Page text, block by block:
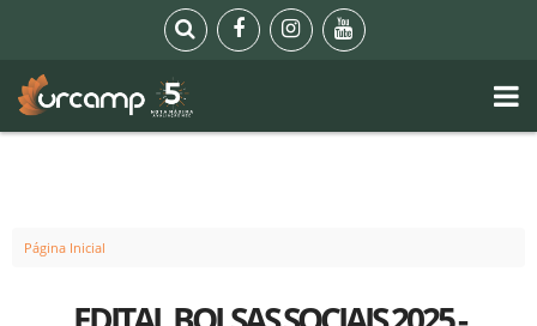
Página Inicial